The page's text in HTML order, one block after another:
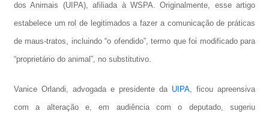
dos Animais (UIPA), afiliada à WSPA. Originalmente, esse artigo
estabelece um rol de legitimados a fazer a comunicação de práticas
de maus-tratos, incluindo “o ofendido”, termo que foi modificado para
“proprietário do animal”, no substitutivo.
Vanice Orlandi, advogada e presidente da UIPA, ficou apreensiva
com a alteração e, em audiência com o deputado, sugeriu